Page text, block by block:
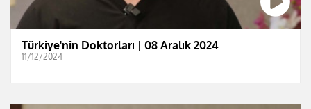
Türkiye'nin Doktorları | 08 Aralık 2024
11/12/2024